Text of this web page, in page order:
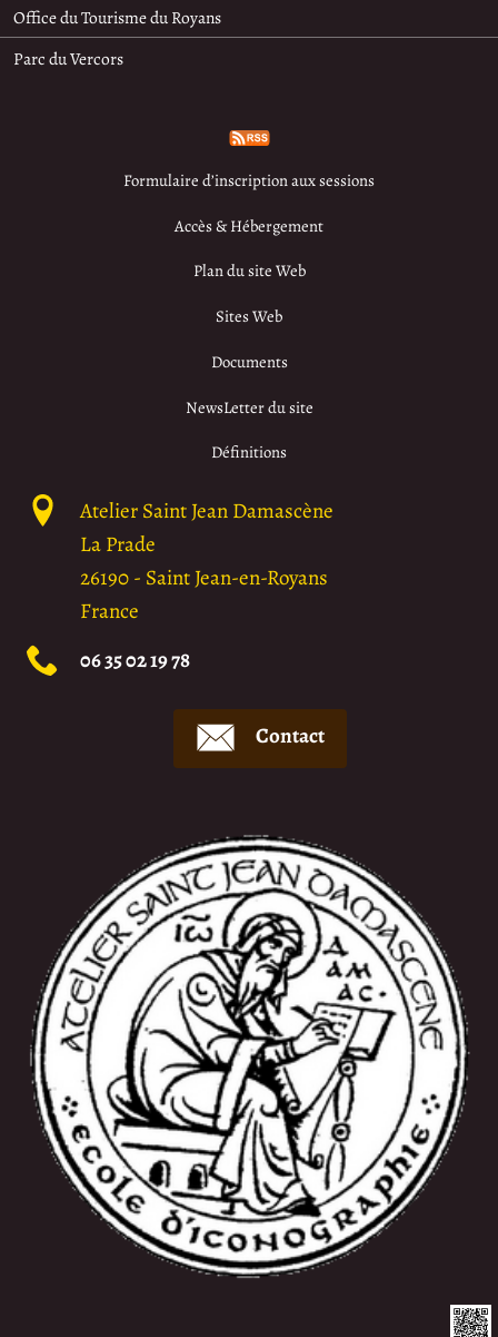
Office du Tourisme du Royans
Parc du Vercors
Formulaire d’inscription aux sessions
Accès & Hébergement
Plan du site Web
Sites Web
Documents
NewsLetter du site
Définitions
Atelier Saint Jean Damascène
La Prade
26190- Saint Jean-en-Royans
France
06 35 02 19 78
Contact